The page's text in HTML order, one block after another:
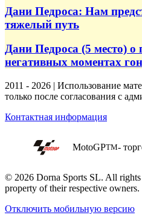
Дани Педроса: Нам
тяжелый путь
Дани Педроса (5 место) о
негативных моментах
2011 - 2026 | Использование
только после согласования с
Контактная информация
MotoGPTM-
© 2026 Dorna Sports SL. All rights
property of their respective owners.
Отключить мобильную версию